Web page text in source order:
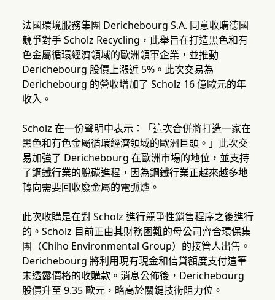
法國環境服務集團 Derichebourg S.A. 同意收購德國
競爭對手 Scholz Recycling，此舉旨在打造黑色和有
色金屬循環經濟領域的歐洲領軍企業，並推動
Derichebourg 股價上漲近 5%。此次交易為
Derichebourg 的營收增加了 Scholz 16 億歐元的年
收入。
Scholz 在一份聲明中表示：「這次合併將打造一家在
黑色和有色金屬循環經濟領域的歐洲巨頭。」此次交
易加強了 Derichebourg 在歐洲市場的地位，並支持
了鋼鐵行業的脫碳進程，因為鋼鐵行業正越來越多地
轉向需要回收廢金屬的電弧爐。
此次收購是在對 Scholz 進行競爭性銷售程序之後進行
的。Scholz 目前正由其財務困難的母公司齊合環保集
團（Chiho Environmental Group）的接管人出售。
Derichebourg 將利用現有現金和信貸額度支付這筆
未透露價格的收購款。消息公佈後，Derichebourg
股價升至 9.35 歐元，略高於關鍵技術阻力位。